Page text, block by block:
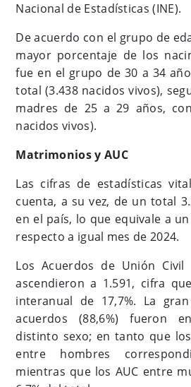
Nacional de Estadísticas (INE).
De acuerdo con el grupo de
mayor porcentaje de los
fue en el grupo de 30 a 34
total (3.438 nacidos vivos),
madres de 25 a 29 años,
nacidos vivos).
Matrimonios y AUC
Las cifras de estadísticas
cuenta, a su vez, de un total
en el país, lo que equivale a
respecto a igual mes de 2024.
Los Acuerdos de Unión Civil
ascendieron a 1.591, cifra
interanual de 17,7%. La
acuerdos (88,6%) fueron
distinto sexo; en tanto que
entre hombres
mientras que los AUC entre